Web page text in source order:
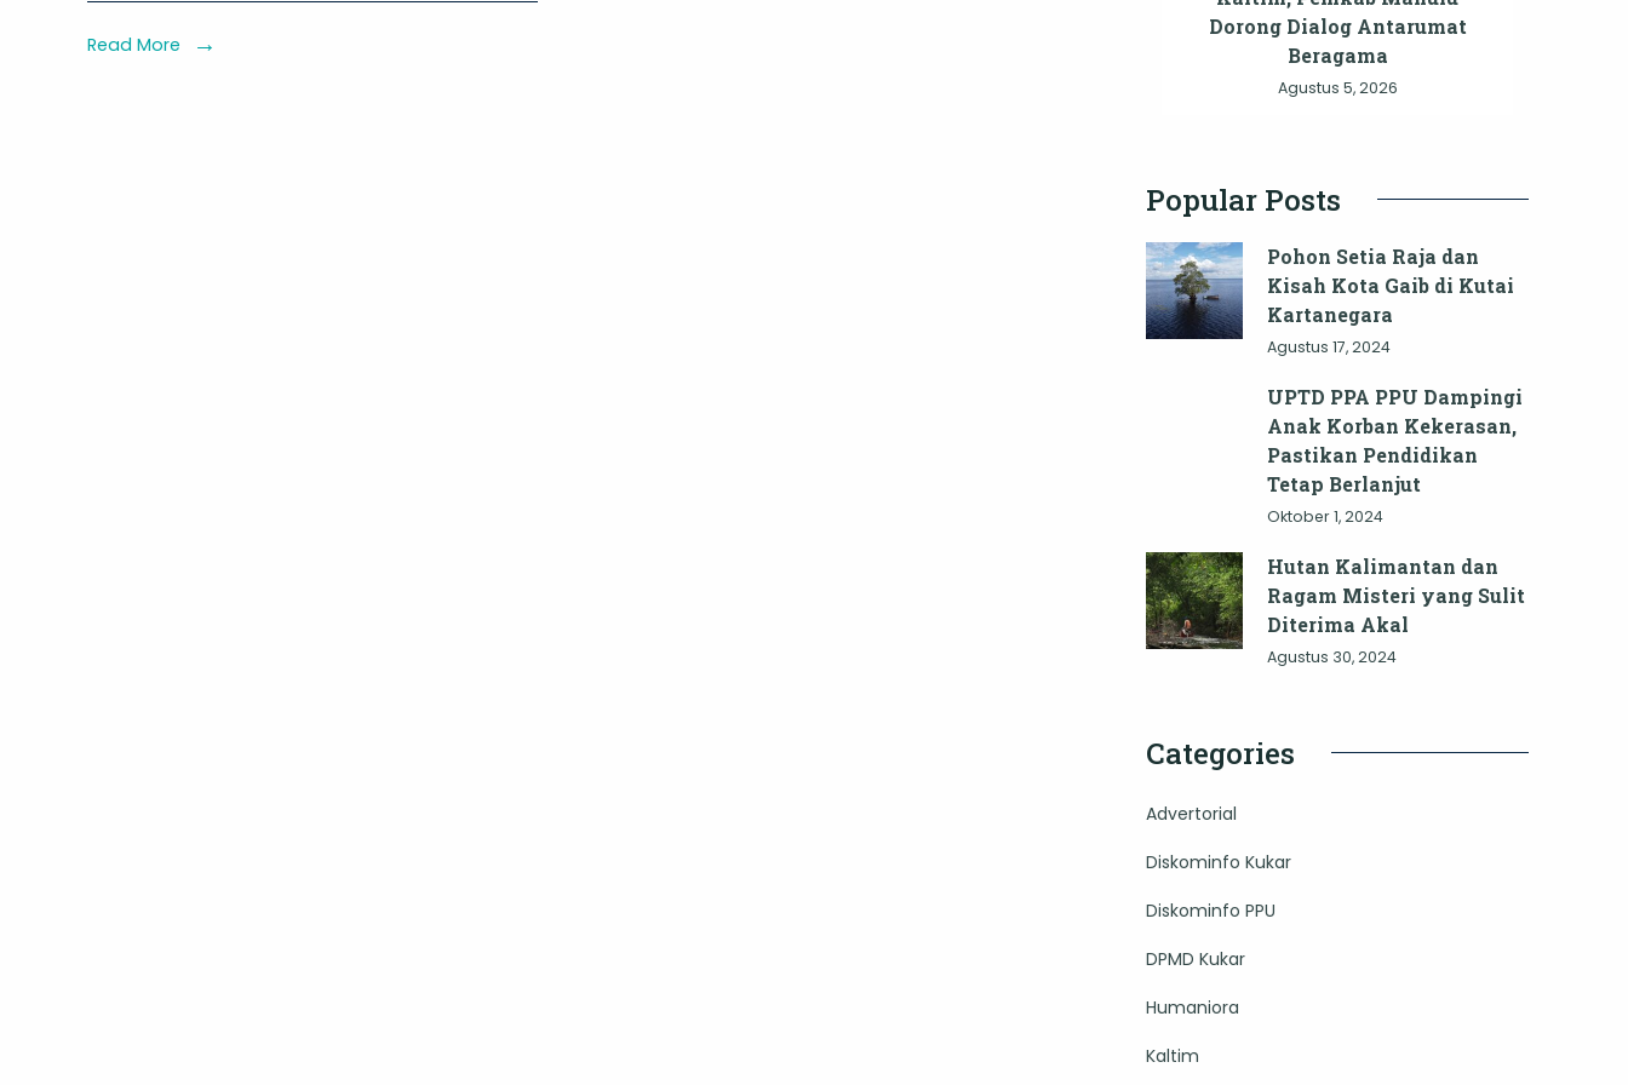
Read More
Dorong Dialog Antarumat
Beragama
Agustus 5, 2026
Popular Posts
Pohon Setia Raja dan
Kisah Kota Gaib di Kutai
Kartanegara
Agustus 17, 2024
UPTD PPA PPU Dampingi
Anak Korban Kekerasan,
Pastikan Pendidikan
Tetap Berlanjut
Oktober 1, 2024
Hutan Kalimantan dan
Ragam Misteri yang Sulit
Diterima Akal
Agustus 30, 2024
Categories
Advertorial
Diskominfo Kukar
Diskominfo PPU
DPMD Kukar
Humaniora
Kaltim